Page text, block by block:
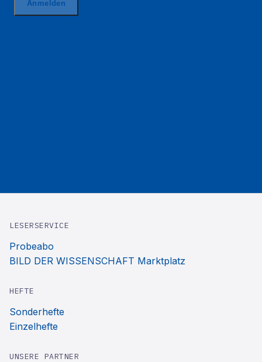
LESERSERVICE
Probeabo
BILD DER WISSENSCHAFT Marktplatz
HEFTE
Sonderhefte
Einzelhefte
UNSERE PARTNER